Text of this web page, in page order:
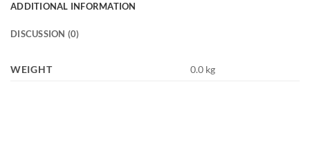
ADDITIONAL INFORMATION
DISCUSSION (0)
WEIGHT 0.0 kg